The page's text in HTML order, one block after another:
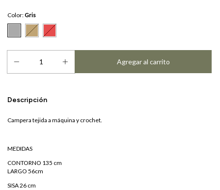
Color:Gris
Descripción
Campera tejida a máquina y crochet.
MEDIDAS
CONTORNO 135 cm
LARGO 56cm
SISA 26 cm